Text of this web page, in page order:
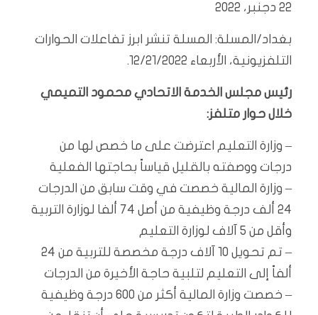
22 دجنبر، 2022
بغداد/المسلة: المسلة تنشر ابرز تفاعلات الحوارات
التلفزيونية، الأربعاء 12/21/2022.
رئيس مجلس الخدمة الاتحادي محمود التميمي
خلال حوار متلفز:
– وزارة التعليم اعترضت على ما خصص لها من
درجات ووصفته بالقليل قياساً بحاجتها الفعلية
– وزارة المالية خصصت في وقت سابق من الدرجات
24 ألف درجة وظيفية من أصل 74 ألفا لوزارة التربية
وأقل من 5 آلاف لوزارة التعليم
– تم تحويل 10 آلاف درجة مخصصة للتربية من 24
ألفاً إلى التعليم لتلبية حاجة الأخيرة من الدرجات
– خصصت وزارة المالية أكثر من 600 درجة وظيفية